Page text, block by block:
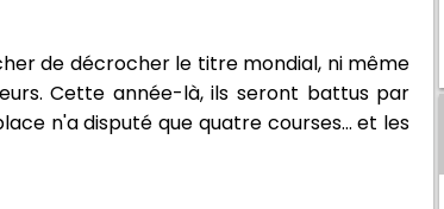
de décrocher le titre mondial, ni même
Cette année-là, ils seront battus par
n'a disputé que quatre courses... et les